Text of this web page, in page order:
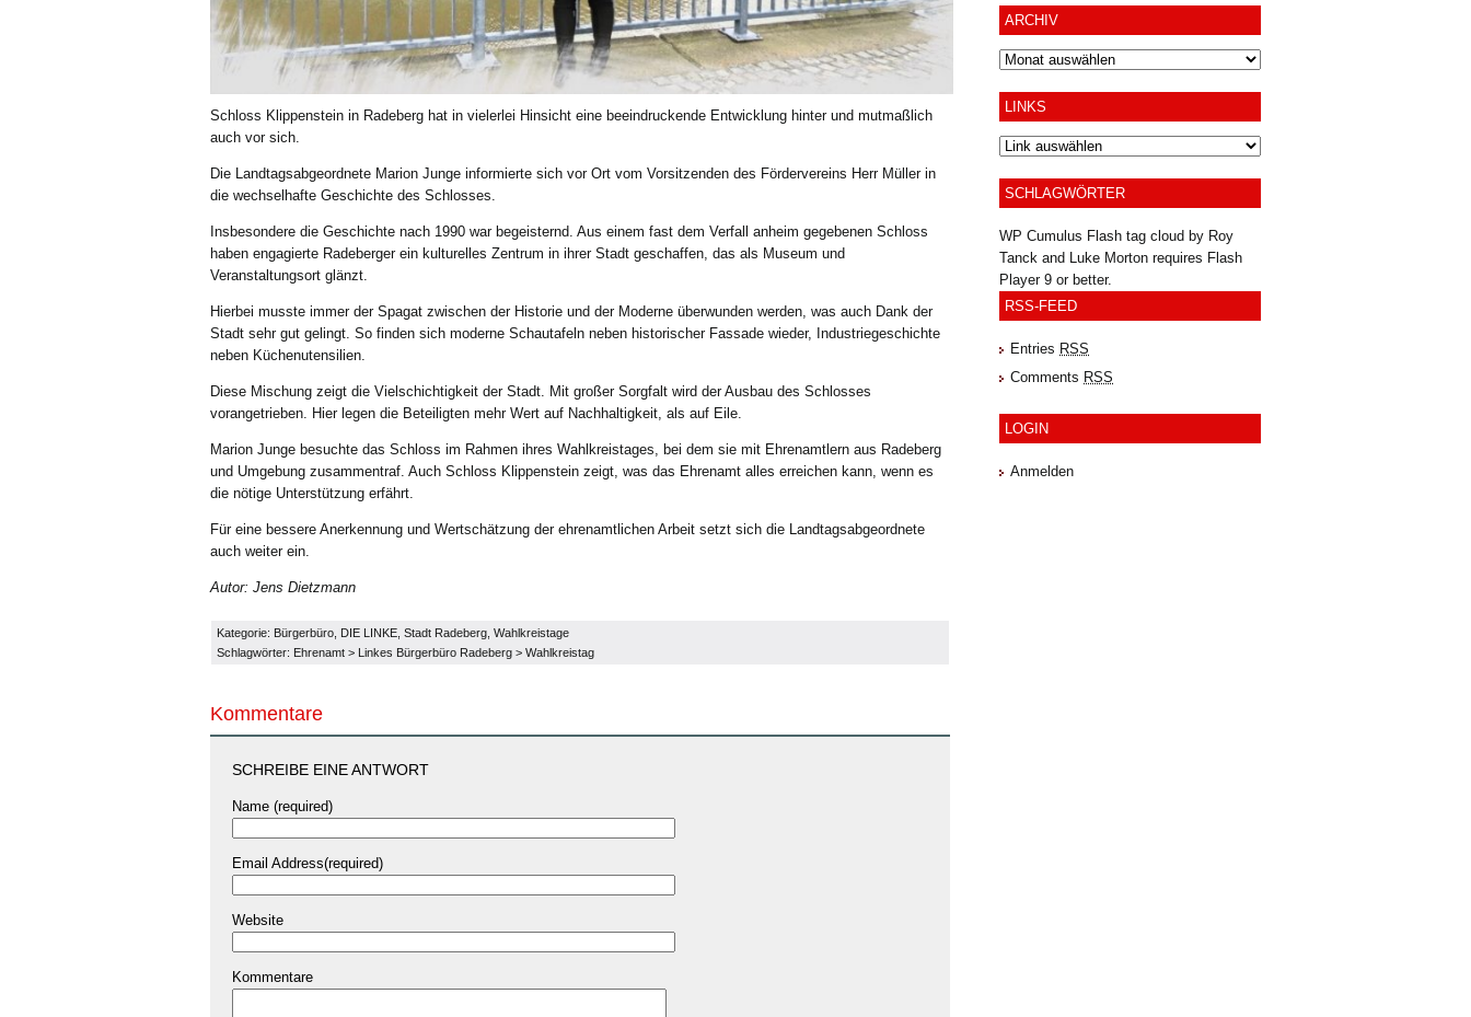
Schloss Klippenstein in Radeberg hat in vielerlei Hinsicht eine beeindruckende Entwicklung hinter und mutmaßlich
auch vor sich.
Die Landtagsabgeordnete Marion Junge informierte sich vor Ort vom Vorsitzenden des Fördervereins Herr Müller in
die wechselhafte Geschichte des Schlosses.
Insbesondere die Geschichte nach 1990 war begeisternd. Aus einem fast dem Verfall anheim gegebenen Schloss
haben engagierte Radeberger ein kulturelles Zentrum in ihrer Stadt geschaffen, das als Museum und
Veranstaltungsort glänzt.
Hierbei musste immer der Spagat zwischen der Historie und der Moderne überwunden werden, was auch Dank der
Stadt sehr gut gelingt. So finden sich moderne Schautafeln neben historischer Fassade wieder, Industriegeschichte
neben Küchenutensilien.
Diese Mischung zeigt die Vielschichtigkeit der Stadt. Mit großer Sorgfalt wird der Ausbau des Schlosses
vorangetrieben. Hier legen die Beteiligten mehr Wert auf Nachhaltigkeit, als auf Eile.
Marion Junge besuchte das Schloss im Rahmen ihres Wahlkreistages, bei dem sie mit Ehrenamtlern aus Radeberg
und Umgebung zusammentraf. Auch Schloss Klippenstein zeigt, was das Ehrenamt alles erreichen kann, wenn es
die nötige Unterstützung erfährt.
Für eine bessere Anerkennung und Wertschätzung der ehrenamtlichen Arbeit setzt sich die Landtagsabgeordnete
auch weiter ein.
Autor: Jens Dietzmann
Kategorie: Bürgerbüro DIE LINKE Stadt Radeberg Wahlkreistage
Schlagwörter: Ehrenamt > Linkes Bürgerbüro Radeberg > Wahlkreistag
Kommentare
SCHREIBE EINE ANTWORT
Name (required)
Email Address(required)
Website
Kommentare
ARCHIV
Archiv
LINKS
SCHLAGWÖRTER
WP Cumulus Flash tag cloud by Roy
Tanck and Luke Morton requires Flash
Player9 or better.
RSS-FEED
Entries RSS
Comments RSS
LOGIN
Anmelden